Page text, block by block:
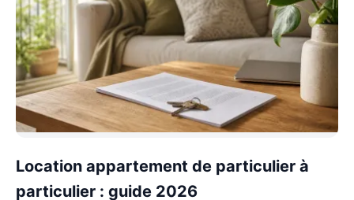
Location appartement de particulier à
particulier : guide 2026